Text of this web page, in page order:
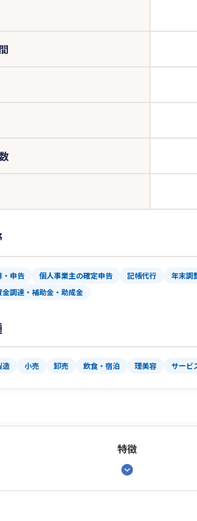
・申告 個人事業主の確定申告 記帳代行 年末調
金調達・補助金・助成金
造 小売 卸売 飲食・宿泊 理美容 サービ
特徴